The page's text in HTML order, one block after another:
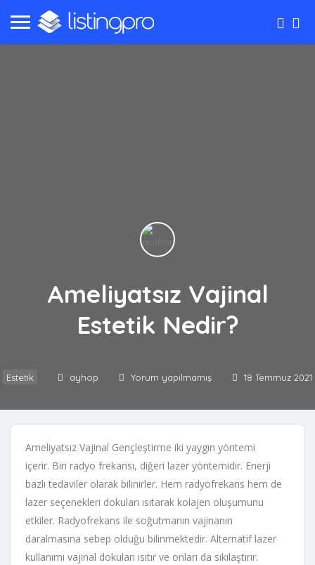
Ameliyatsız Vajinal
Estetik Nedir?
Estetik ayhop Yorum yapılmamış 18 Temmuz 2021
Ameliyatsız Vajinal Gençleştirme iki yaygın yöntemi
içerir. Biri radyo frekansı, diğeri lazer yöntemidir. Enerji
bazlı tedaviler olarak bilinirler. Hem radyofrekans hem de
lazer seçenekleri dokuları ısıtarak kolajen oluşumunu
etkiler. Radyofrekans ile soğutmanın vajinanın
daralmasına sebep olduğu bilinmektedir. Alternatif lazer
kullanımı vajinal dokuları ısıtır ve onları da sıkılaştırır.